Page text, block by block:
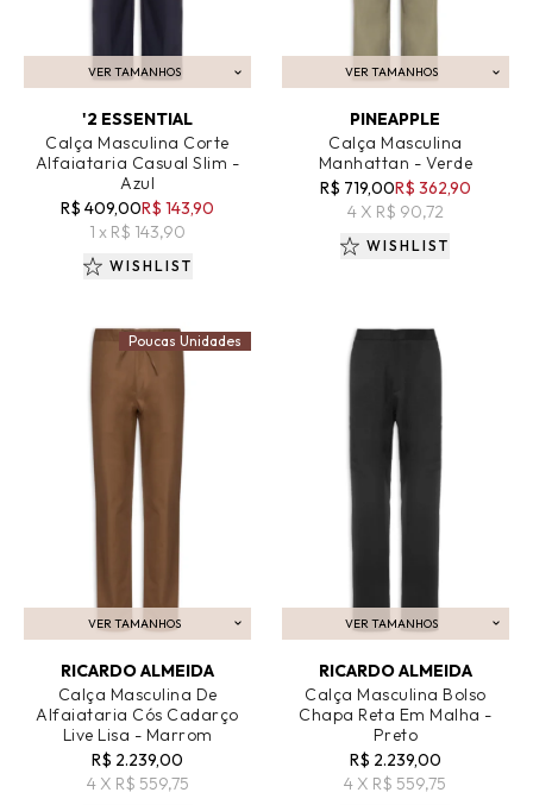
VER TAMANHOS
ADICIONAR AO CARRINHO
'2 ESSENTIAL
Calça Masculina Corte
Alfaiataria Casual Slim -
Azul
R$ 409,00R$ 143,90
1 x R$ 143,90
WISHLIST
VER TAMANHOS
ADICIONAR AO CARRINHO
PINEAPPLE
Calça Masculina
Manhattan - Verde
R$ 719,00R$ 362,90
4 X R$ 90,72
WISHLIST
VER TAMANHOS
ADICIONAR AO CARRINHO
RICARDO ALMEIDA
Calça Masculina De
Alfaiataria Cós Cadarço
Live Lisa - Marrom
R$ 2.239,00
4 X R$ 559,75
Poucas Unidades
VER TAMANHOS
ADICIONAR AO CARRINHO
RICARDO ALMEIDA
Calça Masculina Bolso
Chapa Reta Em Malha -
Preto
R$ 2.239,00
4 X R$ 559,75